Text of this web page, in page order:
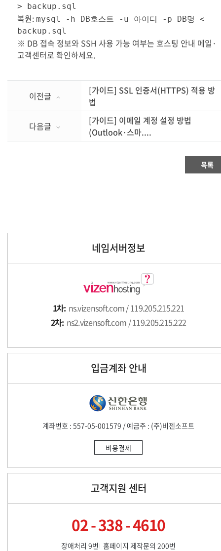
> backup.sql
복원: mysql -h DB호스트 -u 아이디 -p DB명 <
backup.sql
※ DB 접속 정보와 SSH 사용 가능 여부는 호스팅 안내 메일·
고객센터로 확인하세요.
이전글
[가이드] SSL 인증서(HTTPS) 적용 방
법
다음글
[가이드] 이메일 계정 설정 방법
(Outlook·스마....
목록
네임서버정보
1차: ns.vizensoft.com / 119.205.215.221
2차: ns2.vizensoft.com / 119.205.215.222
입금계좌 안내
계좌번호 : 557-05-001579 / 예금주 : (주)비젠소프트
비용결제
고객지원 센터
02 - 338 - 4610
장애처리 9번 홈페이지 제작문의 200번